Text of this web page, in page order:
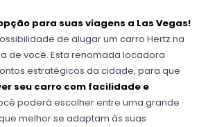
para suas viagens a Las Vegas!
de alugar um carro Hertz na
de você. Esta renomada locadora
estratégicos da cidade, para que
seu carro com facilidade e
poderá escolher entre uma grande
melhor se adaptam às suas